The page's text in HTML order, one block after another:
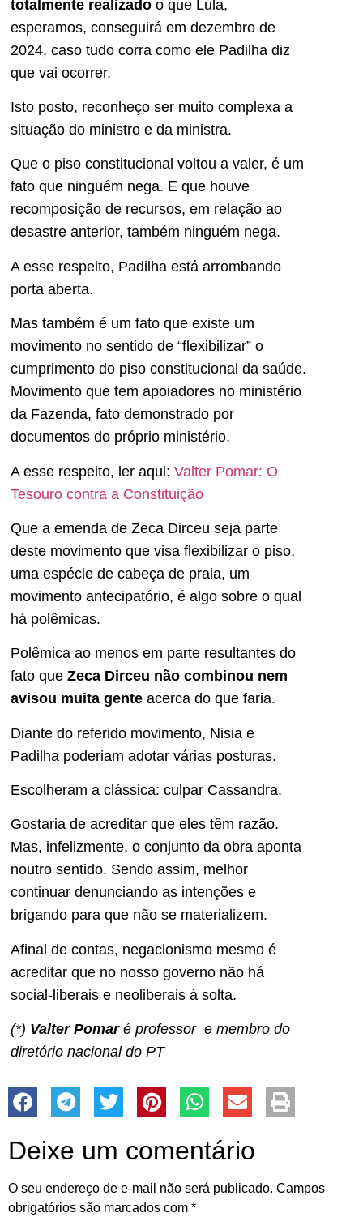
totalmente realizado o que Lula,
esperamos, conseguirá em dezembro de
2024, caso tudo corra como ele Padilha diz
que vai ocorrer.
Isto posto, reconheço ser muito complexa a
situação do ministro e da ministra.
Que o piso constitucional voltou a valer, é um
fato que ninguém nega. E que houve
recomposição de recursos, em relação ao
desastre anterior, também ninguém nega.
A esse respeito, Padilha está arrombando
porta aberta.
Mas também é um fato que existe um
movimento no sentido de “flexibilizar” o
cumprimento do piso constitucional da saúde.
Movimento que tem apoiadores no ministério
da Fazenda, fato demonstrado por
documentos do próprio ministério.
A esse respeito, ler aqui: Valter Pomar: O
Tesouro contra a Constituição
Que a emenda de Zeca Dirceu seja parte
deste movimento que visa flexibilizar o piso,
uma espécie de cabeça de praia, um
movimento antecipatório, é algo sobre o qual
há polêmicas.
Polêmica ao menos em parte resultantes do
fato que Zeca Dirceu não combinou nem
avisou muita gente acerca do que faria.
Diante do referido movimento, Nisia e
Padilha poderiam adotar várias posturas.
Escolheram a clássica: culpar Cassandra.
Gostaria de acreditar que eles têm razão.
Mas, infelizmente, o conjunto da obra aponta
noutro sentido. Sendo assim, melhor
continuar denunciando as intenções e
brigando para que não se materializem.
Afinal de contas, negacionismo mesmo é
acreditar que no nosso governo não há
social-liberais e neoliberais à solta.
(*) Valter Pomaré professor e membro do
diretório nacional do PT
Deixe um comentário
O seu endereço de e-mail não será publicado. Campos
obrigatórios são marcados com *